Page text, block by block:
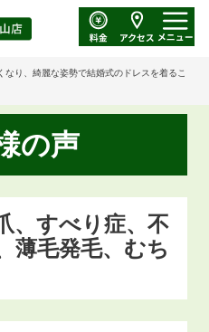
なり、綺麗な姿勢で結婚式のドレスを着るこ
の声
、すべり症、不
薄毛発毛、むち